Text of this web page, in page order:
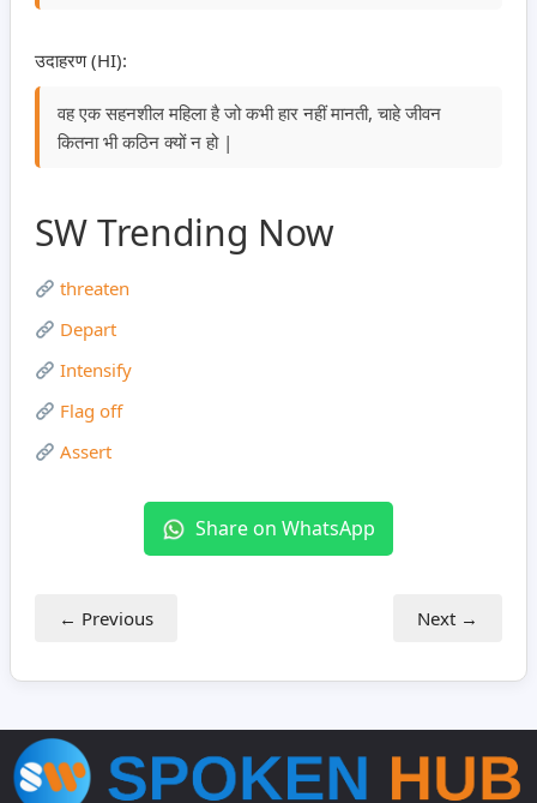
उदाहरण (HI):
वह एक सहनशील महिला है जो कभी हार नहीं मानती, चाहे जीवन
कितना भी कठिन क्यों न हो |
SW Trending Now
threaten
Depart
Intensify
Flag off
Assert
Share on WhatsApp
← Previous Next →